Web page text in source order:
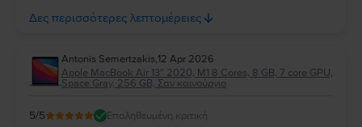
σας. Η διαχρονική σας προτίμηση είναι η μεγαλύτερη
επιβράβευση για την ομάδα μας. Θα χαρούμε να σας
Δες περισσότερες λεπτομέρειες
Antonis Semertzakis,12 Apr 2026
Apple MacBook Air 13″ 2020, M1 8 Cores, 8 GB, 7 core GPU,
Space Gray, 256 GB, Σαν καινούργιο
5/5 Επαληθευμένη κριτική